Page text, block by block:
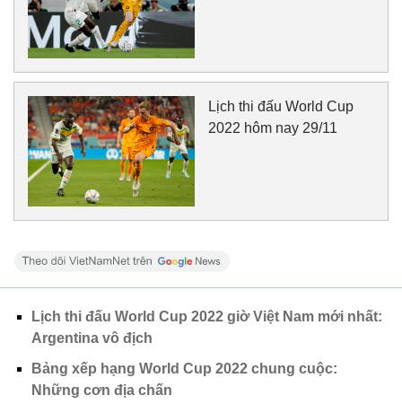
Lịch thi đấu World Cup
2022 hôm nay 29/11
Lịch thi đấu World Cup 2022 giờ Việt Nam mới nhất:
Argentina vô địch
Bảng xếp hạng World Cup 2022 chung cuộc:
Những cơn địa chấn